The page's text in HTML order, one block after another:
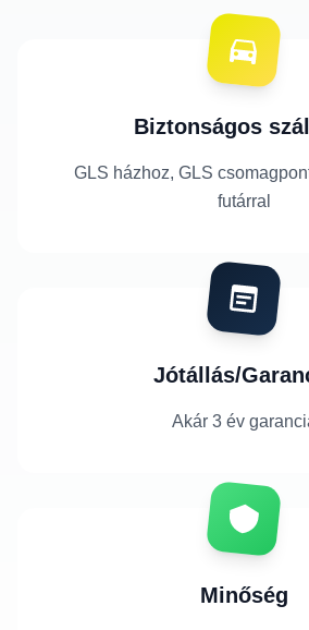
Biztonságos
GLS házhoz, GLS
futárral
Jótállás/
Akár 3 év
Minőség